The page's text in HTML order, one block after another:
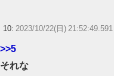
10: 2023/10/22(日) 21:52:49.591
>>5
それな